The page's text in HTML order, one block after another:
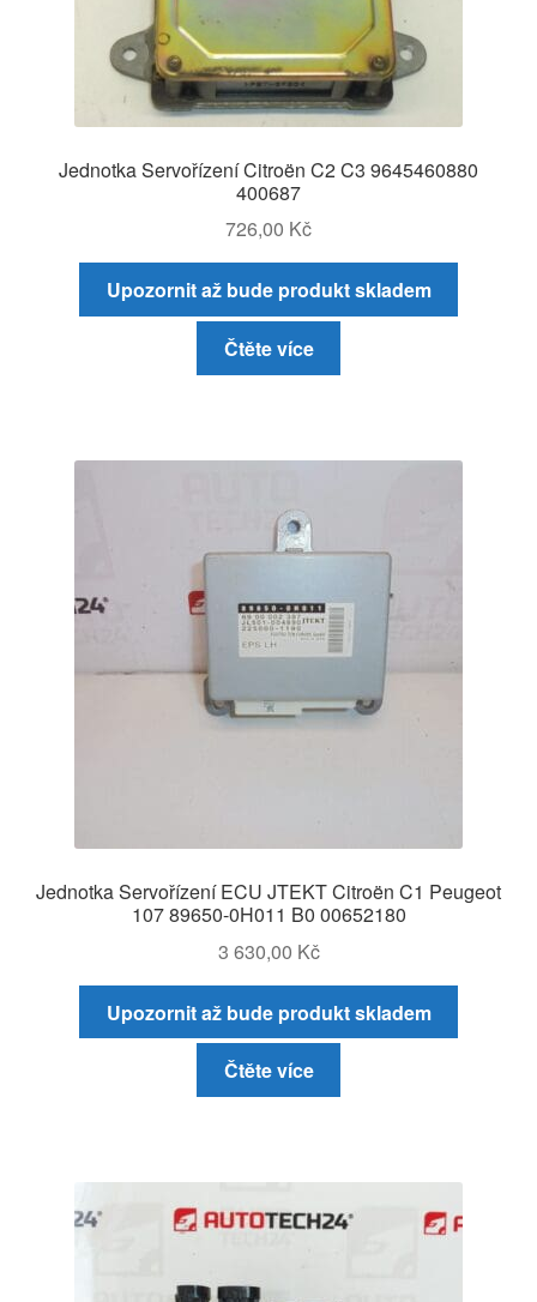
Jednotka Servořízení Citroën C2 C3 9645460880
400687
726,00 Kč
Upozornit až bude produkt skladem
Čtěte více
Jednotka Servořízení ECU JTEKT Citroën C1 Peugeot
107 89650-0H011 B0 00652180
3 630,00 Kč
Upozornit až bude produkt skladem
Čtěte více